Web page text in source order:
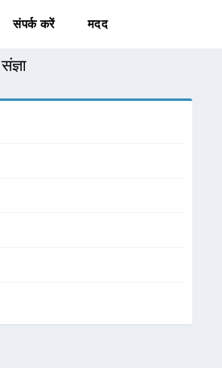
संपर्क करें मदद
संज्ञा